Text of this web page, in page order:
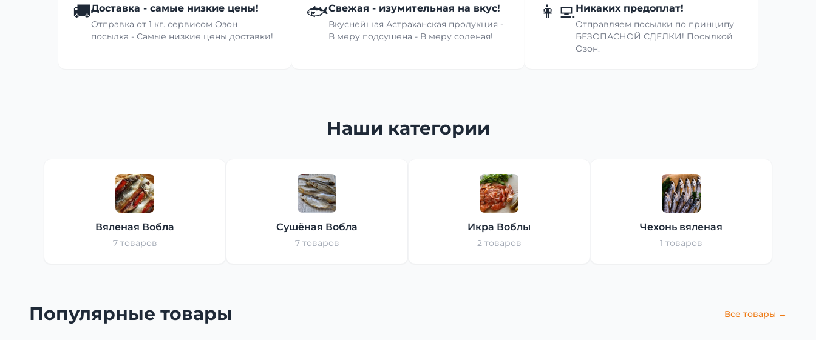
🚚Доставка - самые низкие цены!
Отправка от 1 кг. сервисом Озон
посылка - Самые низкие цены доставки!
🐟Свежая - изумительная на вкус!
Вкуснейшая Астраханская продукция -
В меру подсушена - В меру соленая!
👩‍💻Никаких предоплат!
Отправляем посылки по принципу
БЕЗОПАСНОЙ СДЕЛКИ! Посылкой
Озон.
Наши категории
Вяленая Вобла
7 товаров
Сушёная Вобла
7 товаров
Икра Воблы
2 товаров
Чехонь вяленая
1 товаров
Популярные товары Все товары →